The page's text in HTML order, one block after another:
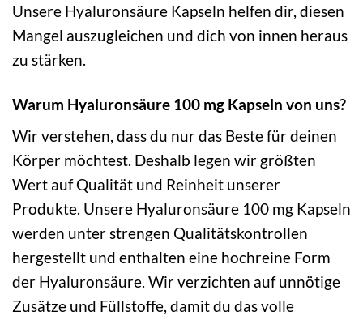
Unsere Hyaluronsäure Kapseln helfen dir, diesen
Mangel auszugleichen und dich von innen heraus
zu stärken.
Warum Hyaluronsäure 100 mg Kapseln von uns?
Wir verstehen, dass du nur das Beste für deinen
Körper möchtest. Deshalb legen wir größten
Wert auf Qualität und Reinheit unserer
Produkte. Unsere Hyaluronsäure 100 mg Kapseln
werden unter strengen Qualitätskontrollen
hergestellt und enthalten eine hochreine Form
der Hyaluronsäure. Wir verzichten auf unnötige
Zusätze und Füllstoffe, damit du das volle